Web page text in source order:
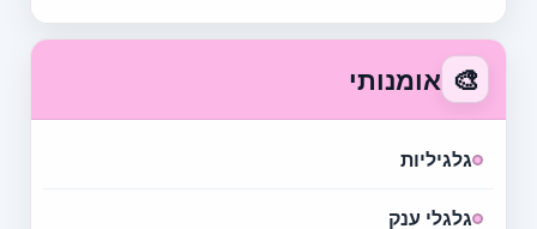
🎨 אומנותי
גלגיליות
גלגלי ענק